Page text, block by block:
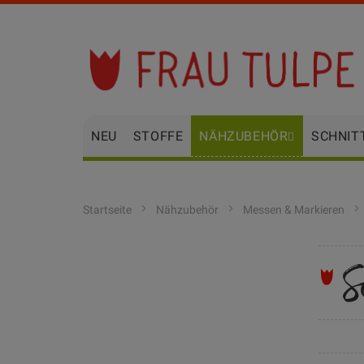
Inhalt
springen
NEU STOFFE NÄHZUBEHÖR
Startseite Nähzubehör Messen & Markieren